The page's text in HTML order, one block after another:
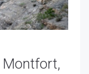
Montfort,